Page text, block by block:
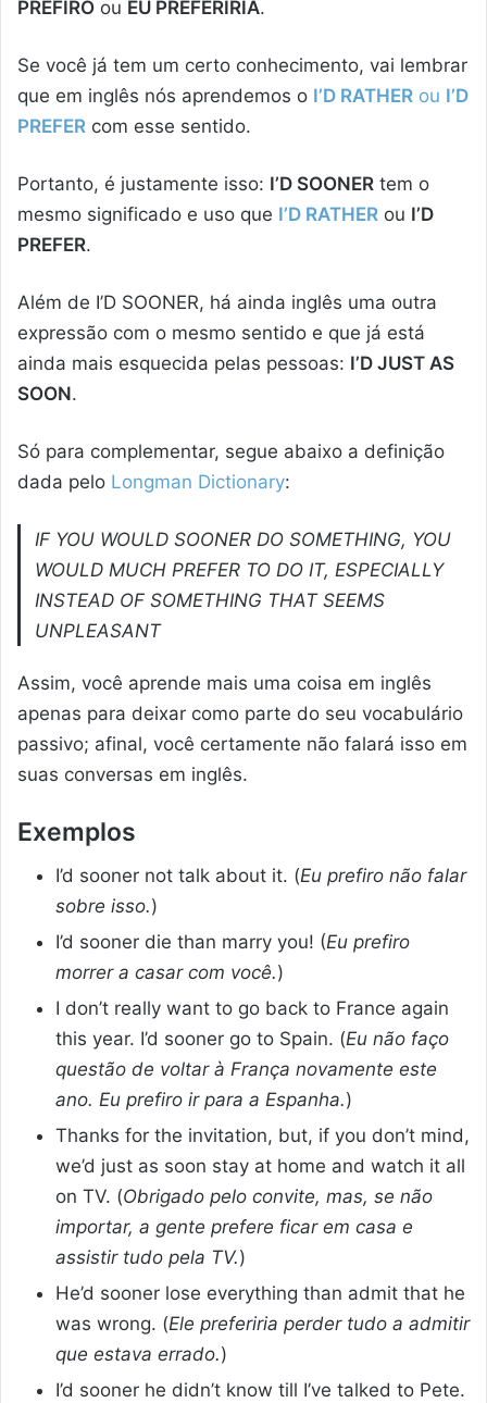
PREFIRO ou EU PREFERIRIA.
Se você já tem um certo conhecimento, vai lembrar
que em inglês nós aprendemos o I’D RATHER ou I’D
PREFER com esse sentido.
Portanto, é justamente isso: I’D SOONER tem o
mesmo significado e uso que I’D RATHER ou I’D
PREFER.
Além de I’D SOONER, há ainda inglês uma outra
expressão com o mesmo sentido e que já está
ainda mais esquecida pelas pessoas: I’D JUST AS
SOON.
Só para complementar, segue abaixo a definição
dada pelo Longman Dictionary:
IF YOU WOULD SOONER DO SOMETHING, YOU
WOULD MUCH PREFER TO DO IT, ESPECIALLY
INSTEAD OF SOMETHING THAT SEEMS
UNPLEASANT
Assim, você aprende mais uma coisa em inglês
apenas para deixar como parte do seu vocabulário
passivo; afinal, você certamente não falará isso em
suas conversas em inglês.
Exemplos
I’d sooner not talk about it. (Eu prefiro não falar
sobre isso.)
I’d sooner die than marry you! (Eu prefiro
morrer a casar com você.)
I don’t really want to go back to France again
this year. I’d sooner go to Spain. (Eu não faço
questão de voltar à França novamente este
ano. Eu prefiro ir para a Espanha.)
Thanks for the invitation, but, if you don’t mind,
we’d just as soon stay at home and watch it all
on TV. (Obrigado pelo convite, mas, se não
importar, a gente prefere ficar em casa e
assistir tudo pela TV.)
He’d sooner lose everything than admit that he
was wrong. (Ele preferiria perder tudo a admitir
que estava errado.)
I’d sooner he didn’t know till I’ve talked to Pete.